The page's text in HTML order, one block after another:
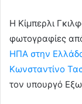
Η Κίμπερλι
φωτογραφίες
ΗΠΑ στην
Κωνσταντίνο
τον υπουργό